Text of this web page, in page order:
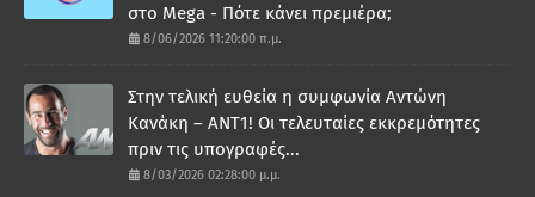
στο Mega - Πότε κάνει πρεμιέρα;
8/06/2026 11:20:00 π.μ.
Στην τελική ευθεία η συμφωνία Αντώνη
Κανάκη – ΑΝΤ1! Οι τελευταίες εκκρεμότητες
πριν τις υπογραφές...
8/03/2026 02:28:00 μ.μ.